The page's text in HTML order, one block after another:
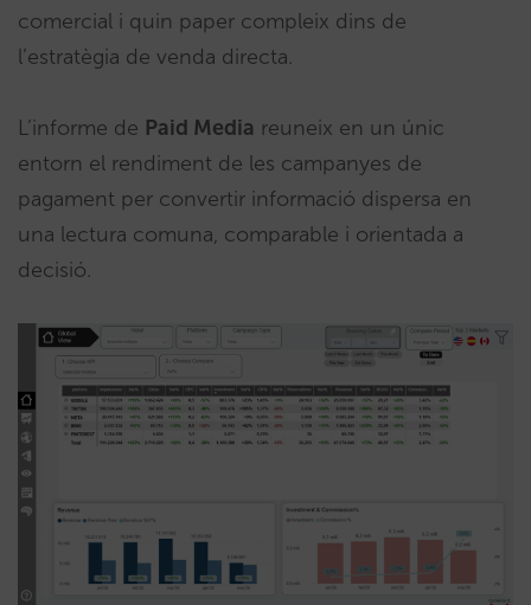
comercial i quin paper compleix dins de
l’estratègia de venda directa.
L’informe de Paid Media reuneix en un únic
entorn el rendiment de les campanyes de
pagament per convertir informació dispersa en
una lectura comuna, comparable i orientada a
decisió.